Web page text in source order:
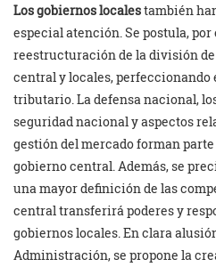
Los gobiernos localestambién
especial atención. Se postula, por
reestructuración de la división
central y locales,
tributario. La defensa nacional,
seguridad nacional y aspectos
gestión del mercado forman
gobierno central. Además, se
una mayor definición de las
central transferirá poderes y
gobiernos locales. En clara
Administración, se propone la